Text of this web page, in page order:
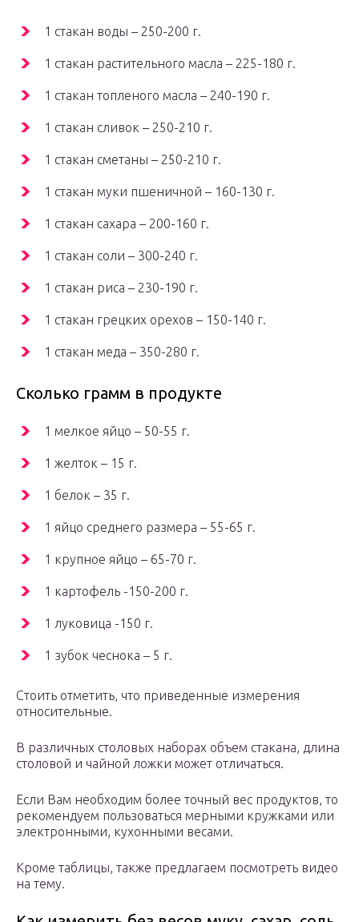
1 стакан воды – 250-200 г.
1 стакан растительного масла – 225-180 г.
1 стакан топленого масла – 240-190 г.
1 стакан сливок – 250-210 г.
1 стакан сметаны – 250-210 г.
1 стакан муки пшеничной – 160-130 г.
1 стакан сахара – 200-160 г.
1 стакан соли – 300-240 г.
1 стакан риса – 230-190 г.
1 стакан грецких орехов – 150-140 г.
1 стакан меда – 350-280 г.
Сколько грамм в продукте
1 мелкое яйцо – 50-55 г.
1 желток – 15 г.
1 белок – 35 г.
1 яйцо среднего размера – 55-65 г.
1 крупное яйцо – 65-70 г.
1 картофель -150-200 г.
1 луковица -150 г.
1 зубок чеснока – 5 г.
Стоить отметить, что приведенные измерения
относительные.
В различных столовых наборах объем стакана, длина
столовой и чайной ложки может отличаться.
Если Вам необходим более точный вес продуктов, то
рекомендуем пользоваться мерными кружками или
электронными, кухонными весами.
Кроме таблицы, также предлагаем посмотреть видео
на тему.